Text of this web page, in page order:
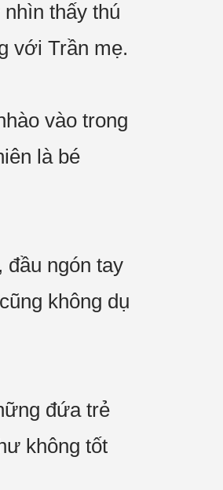
thấy thú
với Trần mẹ.
vào trong
là bé
đầu ngón tay
không dụ
đứa trẻ
không tốt